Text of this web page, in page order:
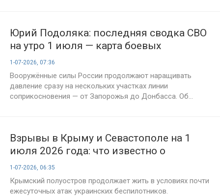
Юрий Подоляка: последняя сводка СВО
на утро 1 июля — карта боевых
действий и анализ ситуации на фронте
1-07-2026, 07:36
Вооружённые силы России продолжают наращивать
давление сразу на нескольких участках линии
соприкосновения — от Запорожья до Донбасса. Об...
Взрывы в Крыму и Севастополе на 1
июля 2026 года: что известно о
ситуации на полуострове после ударов
БПЛА
1-07-2026, 06:35
Крымский полуостров продолжает жить в условиях почти
ежесуточных атак украинских беспилотников.